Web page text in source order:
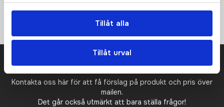
Tillåt alla
Tillåt urval
Prisuppgift på mailen?
Kontakta oss här för att få förslag på produkt och pris över
mailen.
Det går också utmärkt att bara ställa frågor!